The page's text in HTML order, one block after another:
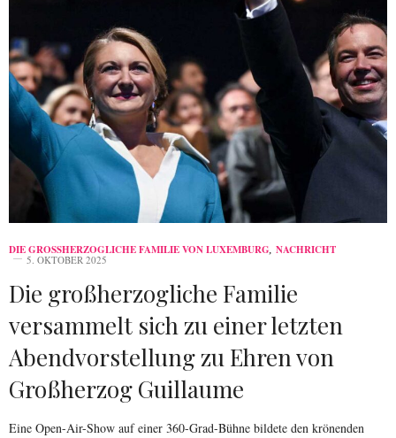
DIE GROSSHERZOGLICHE FAMILIE VON LUXEMBURG , NACHRICHT
5. OKTOBER 2025
Die großherzogliche Familie
versammelt sich zu einer letzten
Abendvorstellung zu Ehren von
Großherzog Guillaume
Eine Open-Air-Show auf einer 360-Grad-Bühne bildete den krönenden